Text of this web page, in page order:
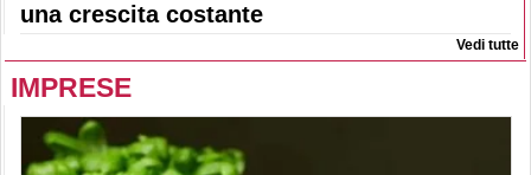
una crescita costante
Vedi tutte
IMPRESE